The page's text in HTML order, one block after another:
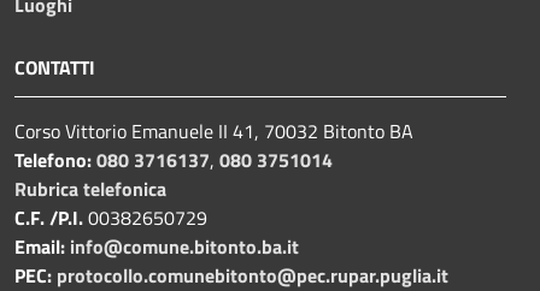
CONTATTI
Corso Vittorio Emanuele II 41, 70032 Bitonto BA
Telefono:080 3716137, 080 3751014
Rubrica telefonica
C.F. /P.I.00382650729
Email: info@comune.bitonto.ba.it
PEC: protocollo.comunebitonto@pec.rupar.puglia.it